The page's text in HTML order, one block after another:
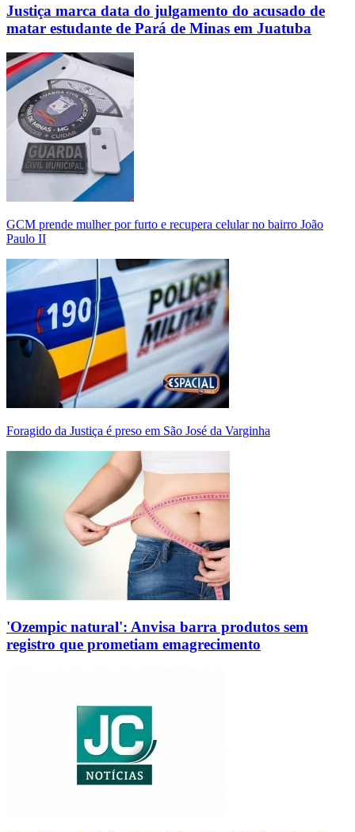
Justiça marca data do julgamento do acusado de
matar estudante de Pará de Minas em Juatuba
GCM prende mulher por furto e recupera celular no bairro João
Paulo II
Foragido da Justiça é preso em São José da Varginha
'Ozempic natural': Anvisa barra produtos sem
registro que prometiam emagrecimento